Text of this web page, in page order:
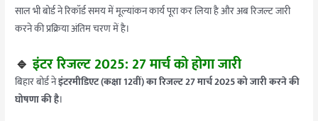
साल भी बोर्ड ने रिकॉर्ड समय में मूल्यांकन कार्य पूरा कर लिया है और अब रिजल्ट जारी
करने की प्रक्रिया अंतिम चरण में है।
🔹इंटर रिजल्ट 2025: 27 मार्च को होगा जारी
बिहार बोर्ड नेइंटरमीडिएट (कक्षा 12वीं) का रिजल्ट 27 मार्च 2025 को जारी करने की
घोषणा की है।